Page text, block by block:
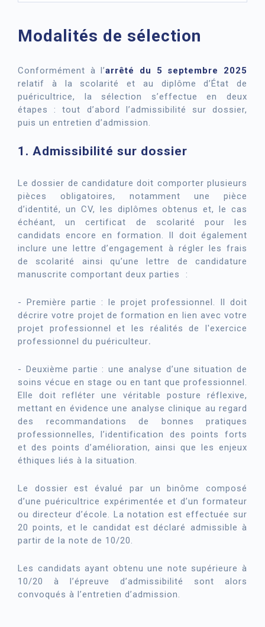
Modalités de sélection
Conformément à l’arrêté du 5 septembre 2025
relatif à la scolarité et au diplôme d’État de
puéricultrice, la sélection s’effectue en deux
étapes : tout d’abord l’admissibilité sur dossier,
puis un entretien d’admission.
1. Admissibilité sur dossier
Le dossier de candidature doit comporter plusieurs
pièces obligatoires, notamment une pièce
d’identité, un CV, les diplômes obtenus et, le cas
échéant, un certificat de scolarité pour les
candidats encore en formation. Il doit également
inclure une lettre d’engagement à régler les frais
de scolarité ainsi qu’une lettre de candidature
manuscrite comportant deux parties :
- Première partie : le projet professionnel. Il doit
décrire votre projet de formation en lien avec votre
projet professionnel et les réalités de l'exercice
professionnel du puériculteur.
- Deuxième partie : une analyse d’une situation de
soins vécue en stage ou en tant que professionnel.
Elle doit refléter une véritable posture réflexive,
mettant en évidence une analyse clinique au regard
des recommandations de bonnes pratiques
professionnelles, l’identification des points forts
et des points d’amélioration, ainsi que les enjeux
éthiques liés à la situation.
Le dossier est évalué par un binôme composé
d’une puéricultrice expérimentée et d’un formateur
ou directeur d’école. La notation est effectuée sur
20 points, et le candidat est déclaré admissible à
partir de la note de 10/20.
Les candidats ayant obtenu une note supérieure à
10/20 à l’épreuve d’admissibilité sont alors
convoqués à l’entretien d’admission.